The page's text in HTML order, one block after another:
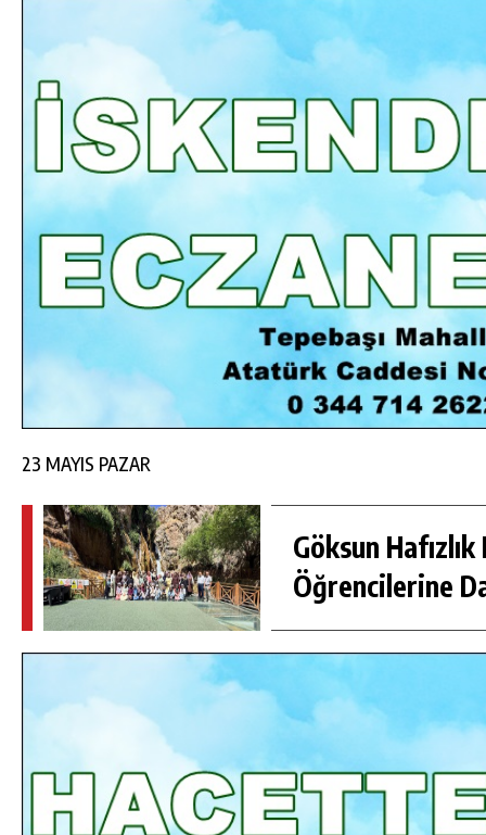
23 MAYIS PAZAR
Göksun Hafızlık
Öğrencilerine
GÜNLÜK HABER AKIŞI
GÖKSUN HAFIZLIK KIZ KUR’AN KURSU
ÖĞRENCILERINE DARENDE GEZISI.